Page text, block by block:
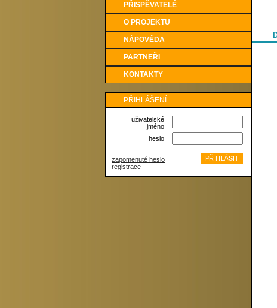
PŘISPĚVATELÉ
O PROJEKTU
NÁPOVĚDA
PARTNEŘI
KONTAKTY
PŘIHLÁŠENÍ
uživatelské
jméno
heslo
zapomenuté heslo
registrace